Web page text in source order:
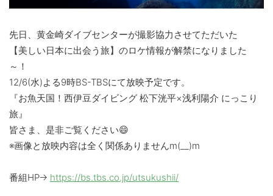
先日、黄金崎ダイブセンターが撮影協力させてただいた
【美しい日本に出会う旅】のロケ情報が解禁になりました
～！
12/6(水)よる9時BS-TBSにて放映予定です。
『お魚天国！西伊豆ダイビング 松下洸平×浅利陽介 にっこり
旅』
皆さま、是非ご覧ください😄
※画像と放映内容は全く関係ありませんm(__)m
番組HP→ https://bs.tbs.co.jp/utsukushii/